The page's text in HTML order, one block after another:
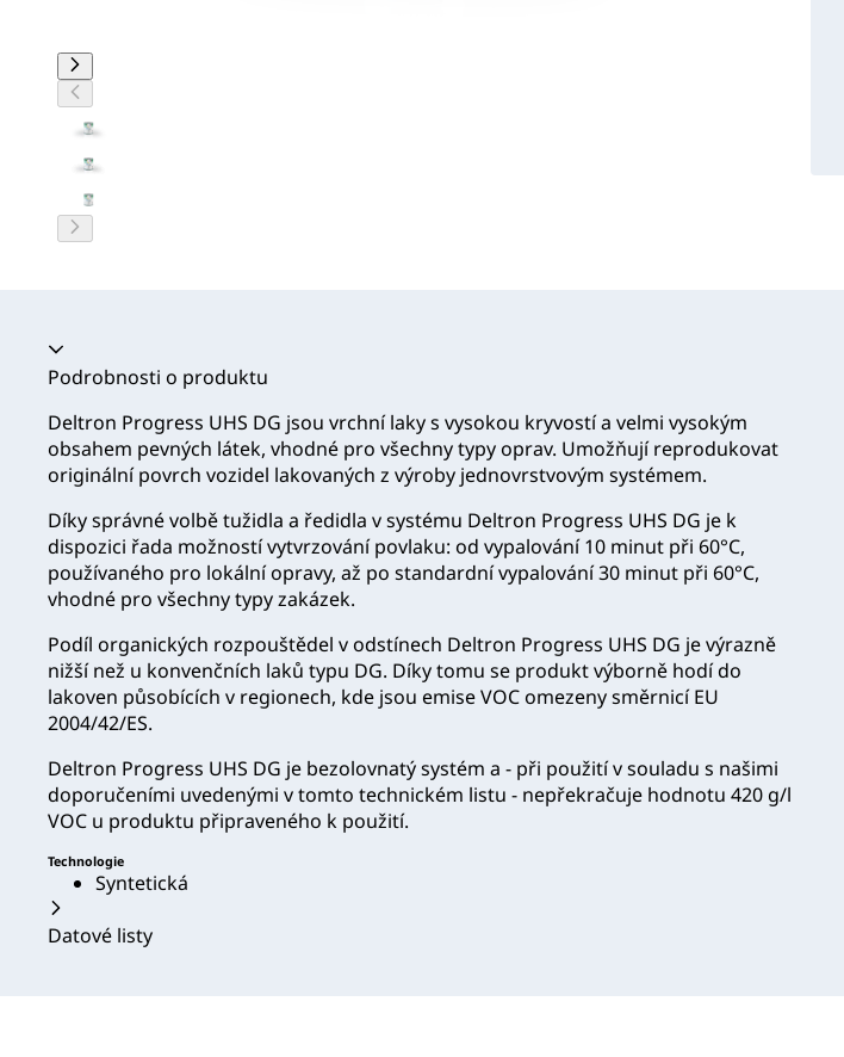
Akordeon se zhroutil
Podrobnosti o produktu
Deltron Progress UHS DG jsou vrchní laky s vysokou kryvostí a velmi vysokým
obsahem pevných látek, vhodné pro všechny typy oprav. Umožňují reprodukovat
originální povrch vozidel lakovaných z výroby jednovrstvovým systémem.
Díky správné volbě tužidla a ředidla v systému Deltron Progress UHS DG je k
dispozici řada možností vytvrzování povlaku: od vypalování 10 minut při 60°C,
používaného pro lokální opravy, až po standardní vypalování 30 minut při 60°C,
vhodné pro všechny typy zakázek.
Podíl organických rozpouštědel v odstínech Deltron Progress UHS DG je výrazně
nižší než u konvenčních laků typu DG. Díky tomu se produkt výborně hodí do
lakoven působících v regionech, kde jsou emise VOC omezeny směrnicí EU
2004/42/ES.
Deltron Progress UHS DG je bezolovnatý systém a - při použití v souladu s našimi
doporučeními uvedenými v tomto technickém listu - nepřekračuje hodnotu 420 g/l
VOC u produktu připraveného k použití.
Technologie
Syntetická
Datové listy